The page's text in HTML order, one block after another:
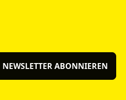
NEWSLETTER ABONNIEREN